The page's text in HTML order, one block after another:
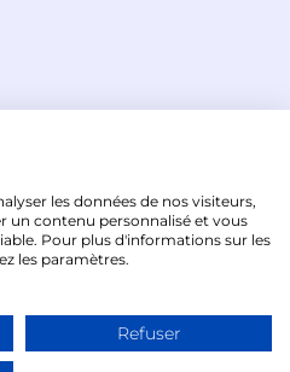
2026 - Formités
les données de nos visiteurs,
un contenu personnalisé et vous
Pour plus d'informations sur les
les paramètres.
Refuser